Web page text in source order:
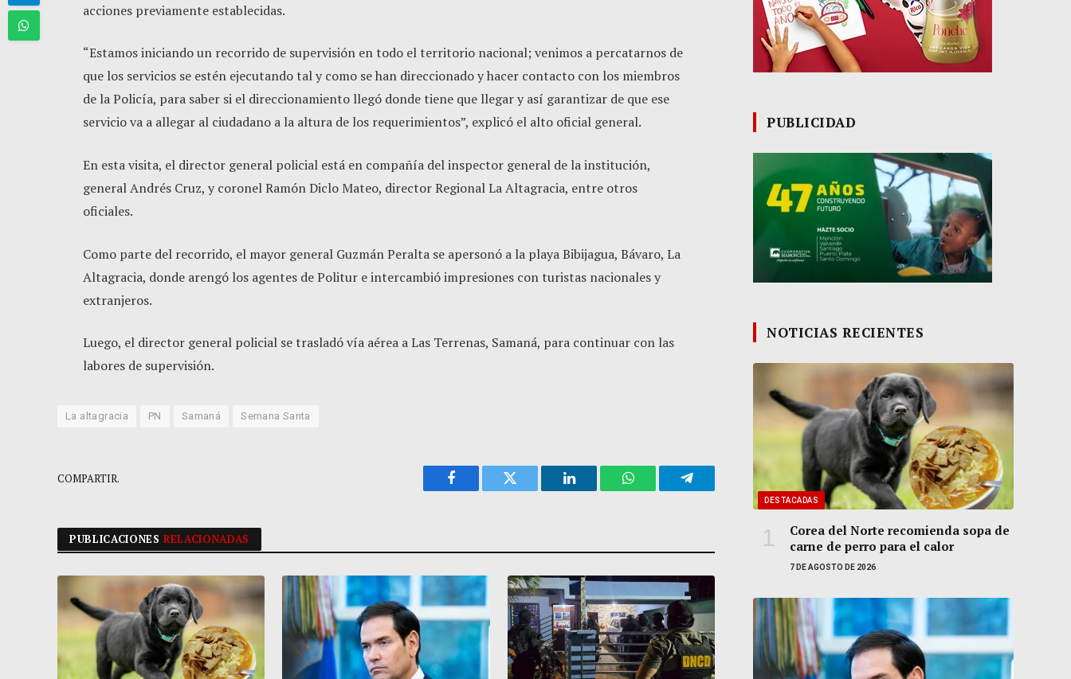
acciones previamente establecidas.
“Estamos iniciando un recorrido de supervisión en todo el territorio nacional; venimos a percatarnos de
que los servicios se estén ejecutando tal y como se han direccionado y hacer contacto con los miembros
de la Policía, para saber si el direccionamiento llegó donde tiene que llegar y así garantizar de que ese
servicio va a allegar al ciudadano a la altura de los requerimientos”, explicó el alto oficial general.
En esta visita, el director general policial está en compañía del inspector general de la institución,
general Andrés Cruz, y coronel Ramón Diclo Mateo, director Regional La Altagracia, entre otros
oficiales.
Como parte del recorrido, el mayor general Guzmán Peralta se apersonó a la playa Bibijagua, Bávaro, La
Altagracia, donde arengó los agentes de Politur e intercambió impresiones con turistas nacionales y
extranjeros.
Luego, el director general policial se trasladó vía aérea a Las Terrenas, Samaná, para continuar con las
labores de supervisión.
La altagracia PN Samaná Semana Santa
COMPARTIR.
Facebook Twitter LinkedIn WhatsAppTelegram
PUBLICACIONESRELACIONADAS
PUBLICIDAD
NOTICIAS RECIENTES
DESTACADAS
Corea del Norte recomienda sopa de
carne de perro para el calor
7 DE AGOSTO DE 2026